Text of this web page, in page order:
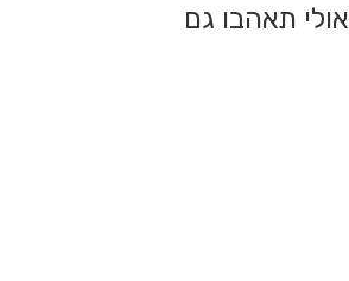
אולי תאהבו גם